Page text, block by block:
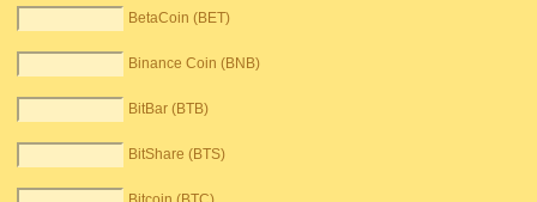
BetaCoin (BET)
Binance Coin (BNB)
BitBar (BTB)
BitShare (BTS)